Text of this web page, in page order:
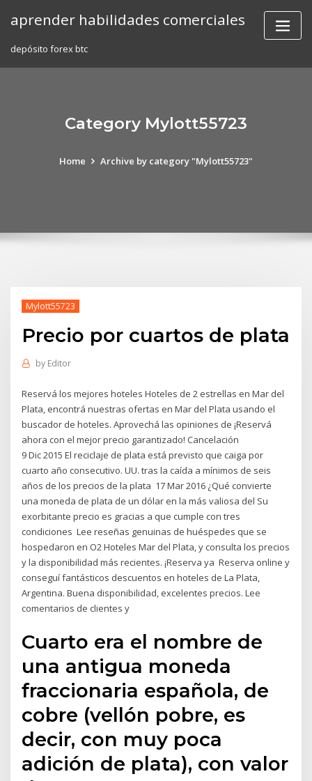
aprender habilidades comerciales
depósito forex btc
Category Mylott55723
Home Archive by category "Mylott55723"
Mylott55723
Precio por cuartos de plata
by Editor
Reservá los mejores hoteles Hoteles de 2 estrellas en Mar del
Plata, encontrá nuestras ofertas en Mar del Plata usando el
buscador de hoteles. Aprovechá las opiniones de ¡Reservá
ahora con el mejor precio garantizado! Cancelación
9 Dic 2015 El reciclaje de plata está previsto que caiga por
cuarto año consecutivo. UU. tras la caída a mínimos de seis
años de los precios de la plata 17 Mar 2016 ¿Qué convierte
una moneda de plata de un dólar en la más valiosa del Su
exorbitante precio es gracias a que cumple con tres
condiciones Lee reseñas genuinas de huéspedes que se
hospedaron en O2 Hoteles Mar del Plata, y consulta los precios
y la disponibilidad más recientes. ¡Reserva ya Reserva online y
conseguí fantásticos descuentos en hoteles de La Plata,
Argentina. Buena disponibilidad, excelentes precios. Lee
comentarios de clientes y
Cuarto era el nombre de
una antigua moneda
fraccionaria española, de
cobre (vellón pobre, es
decir, con muy poca
adición de plata),​ con valor